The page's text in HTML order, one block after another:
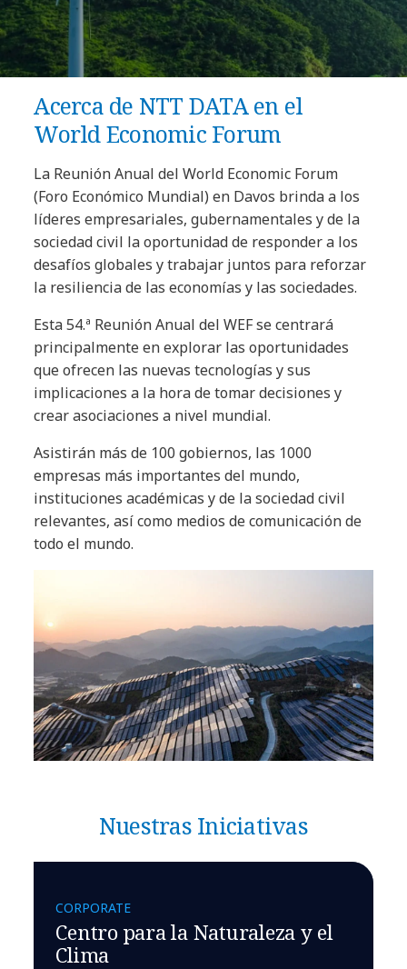
Acerca de NTT DATA en el
World Economic Forum
La Reunión Anual del World Economic Forum
(Foro Económico Mundial) en Davos brinda a los
líderes empresariales, gubernamentales y de la
sociedad civil la oportunidad de responder a los
desafíos globales y trabajar juntos para reforzar
la resiliencia de las economías y las sociedades.
Esta 54.ª Reunión Anual del WEF se centrará
principalmente en explorar las oportunidades
que ofrecen las nuevas tecnologías y sus
implicaciones a la hora de tomar decisiones y
crear asociaciones a nivel mundial.
Asistirán más de 100 gobiernos, las 1000
empresas más importantes del mundo,
instituciones académicas y de la sociedad civil
relevantes, así como medios de comunicación de
todo el mundo.
Nuestras Iniciativas
CORPORATE
Centro para la Naturaleza y el
Clima